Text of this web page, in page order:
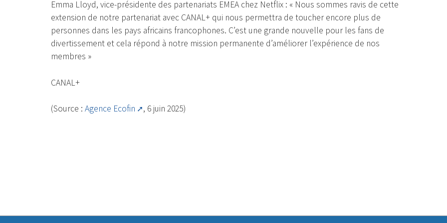
Emma Lloyd, vice-présidente des partenariats EMEA chez Netflix : « Nous sommes ravis de cette
extension de notre partenariat avec CANAL+ qui nous permettra de toucher encore plus de
personnes dans les pays africains francophones. C’est une grande nouvelle pour les fans de
divertissement et cela répond à notre mission permanente d’améliorer l’expérience de nos
membres »
CANAL+
(Source : Agence Ecofin , 6 juin 2025)